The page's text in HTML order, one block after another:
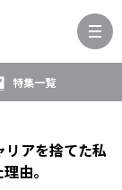
特集一覧
アを捨てた私
由。